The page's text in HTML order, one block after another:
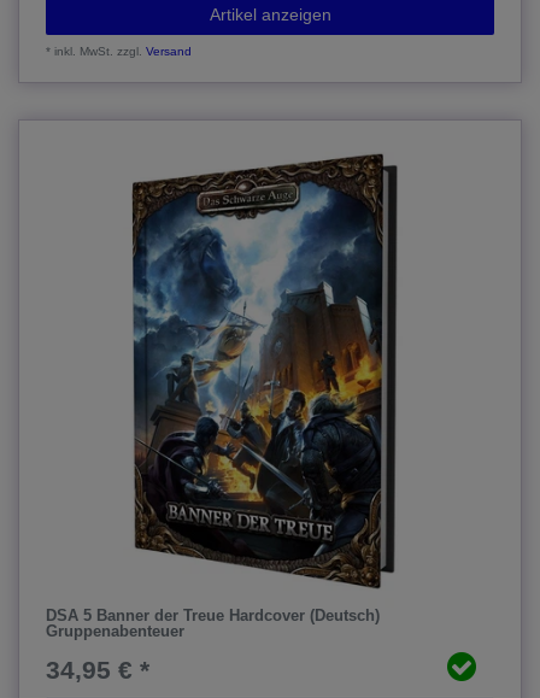
Artikel anzeigen
*inkl. MwSt. zzgl.Versand
DSA 5 Banner der Treue Hardcover (Deutsch)
Gruppenabenteuer
34,95 € *